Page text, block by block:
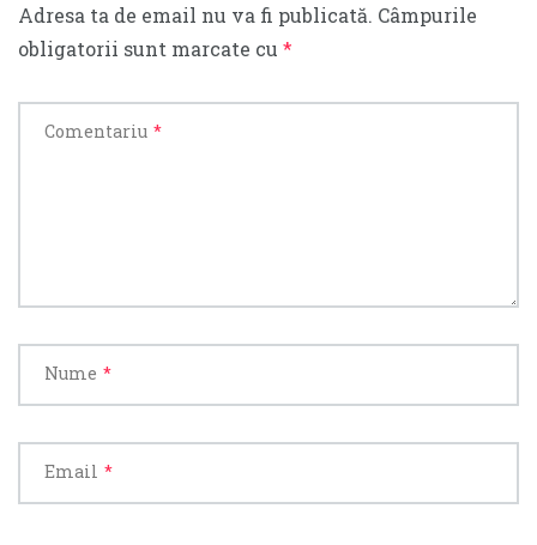
Adresa ta de email nu va fi publicată. Câmpurile
obligatorii sunt marcate cu *
Comentariu *
Nume *
Email *